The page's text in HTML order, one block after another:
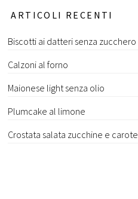
ARTICOLI RECENTI
Biscotti ai datteri senza zucchero
Calzoni al forno
Maionese light senza olio
Plumcake al limone
Crostata salata zucchine e carote